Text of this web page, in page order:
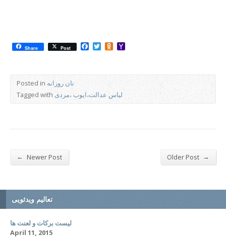
Share Post Facebook
TwitterOdnoklassniki
Posted in نان روزانه
Tagged withلباس عدالت،ایوب ،مردی
← Newer Post Older Post →
تعالیم ویدئویی
لیست برکات و لعنت ها
April 11, 2015